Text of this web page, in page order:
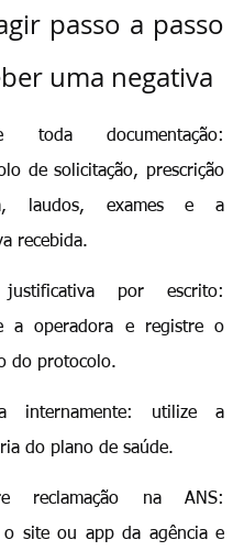
passo a passo
uma negativa
toda documentação:
de solicitação, prescrição
laudos, exames e a
recebida.
por escrito:
a operadora e registre o
do protocolo.
internamente: utilize a
do plano de saúde.
reclamação na ANS:
o site ou app da agência e